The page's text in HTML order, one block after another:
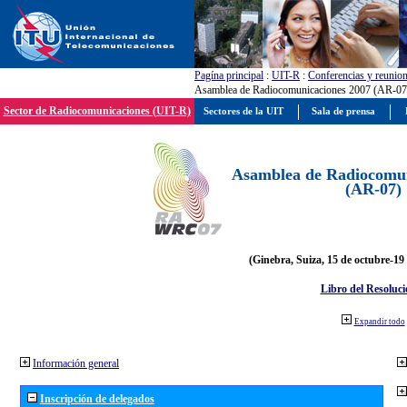
Pagína principal : UIT-R : Conferencias y
Asamblea de Radiocomunicaciones 2007 (AR-
Sector de Radiocomunicaciones (UIT-R)
Asamblea de
(AR-07)
(Ginebra, Suiza, 15 de octubre-19
Libro del
Expandir todo
Información general
Inscripción de delegados
Sectores de la UIT Sala de prensa